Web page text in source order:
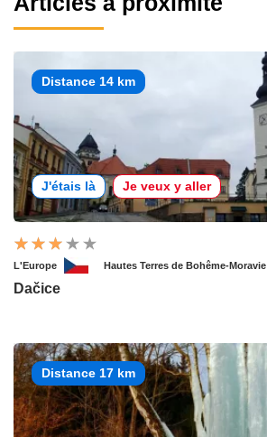
Distance 14 km
J'étais là Je veux y aller
L'Europe Hautes Terres de Bohême-Moravie
Dačice
Distance 17 km